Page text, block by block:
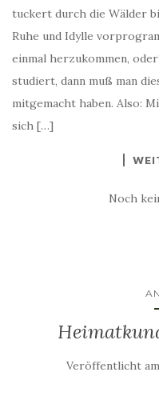
tuckert durch die Wälder
Ruhe und Idylle
einmal herzukommen,
studiert, dann muß man
mitgemacht haben. Also:
sich […]
Noch
Veröffentlicht am